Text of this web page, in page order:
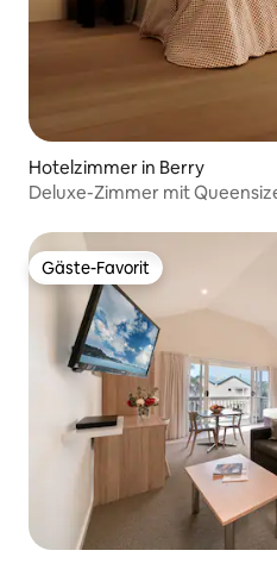
Hotelzimmer in Berry
Deluxe-Zimmer mit
Gäste-Favorit
Gäste-Favorit